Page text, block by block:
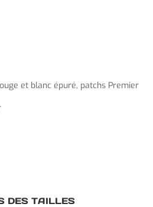
et blanc épuré, patchs Premier
DES TAILLES